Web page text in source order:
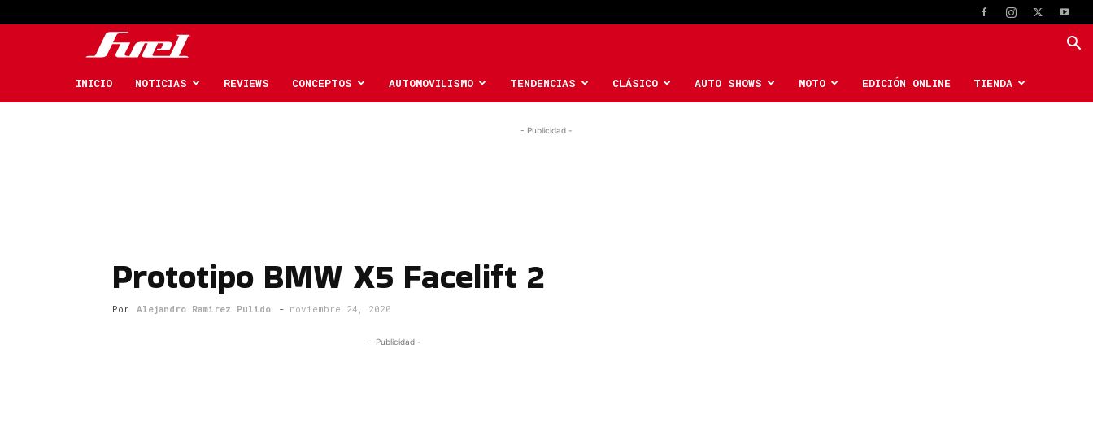
Car
INICIO NOTICIAS REVIEWS CONCEPTOS AUTOMOVILISMO TENDENCIAS CLÁSICO AUTO SHOWS MOTO EDICIÓN ONLINE TIENDA
- Publicidad -
Prototipo BMW X5 Facelift 2
Por Alejandro Ramirez Pulido - noviembre 24, 2020
- Publicidad -